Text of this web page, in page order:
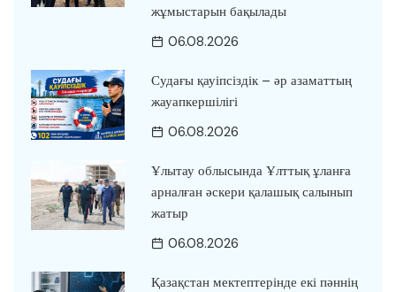
жұмыстарын бақылады
06.08.2026
Судағы қауіпсіздік – әр азаматтың
жауапкершілігі
06.08.2026
Ұлытау облысында Ұлттық ұланға
арналған әскери қалашық салынып
жатыр
06.08.2026
Қазақстан мектептерінде екі пәннің